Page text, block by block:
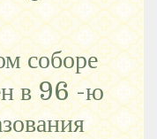
соборе
в 96 -ю